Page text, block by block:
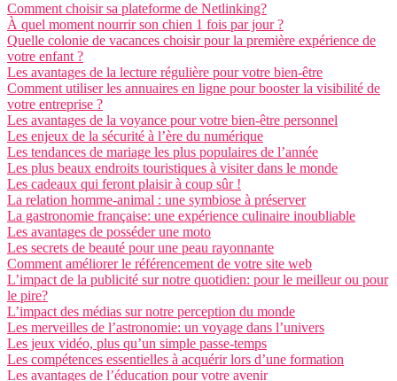
Comment choisir sa plateforme de Netlinking?
À quel moment nourrir son chien 1 fois par jour ?
Quelle colonie de vacances choisir pour la première expérience de
votre enfant ?
Les avantages de la lecture régulière pour votre bien-être
Comment utiliser les annuaires en ligne pour booster la visibilité de
votre entreprise ?
Les avantages de la voyance pour votre bien-être personnel
Les enjeux de la sécurité à l’ère du numérique
Les tendances de mariage les plus populaires de l’année
Les plus beaux endroits touristiques à visiter dans le monde
Les cadeaux qui feront plaisir à coup sûr !
La relation homme-animal : une symbiose à préserver
La gastronomie française: une expérience culinaire inoubliable
Les avantages de posséder une moto
Les secrets de beauté pour une peau rayonnante
Comment améliorer le référencement de votre site web
L’impact de la publicité sur notre quotidien: pour le meilleur ou pour
le pire?
L’impact des médias sur notre perception du monde
Les merveilles de l’astronomie: un voyage dans l’univers
Les jeux vidéo, plus qu’un simple passe-temps
Les compétences essentielles à acquérir lors d’une formation
Les avantages de l’éducation pour votre avenir